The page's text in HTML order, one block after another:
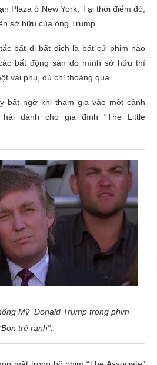
Plaza ở New York. Tại thời điểm đó,
sở hữu của ông Trump.
bất di bất dịch là bất cứ phim nào
bất động sản do mình sở hữu thì
vai phụ, dù chỉ thoáng qua.
bất ngờ khi tham gia vào một cảnh
dành cho gia đình “The Little
Mỹ Donald Trump trong phim
trẻ ranh”.